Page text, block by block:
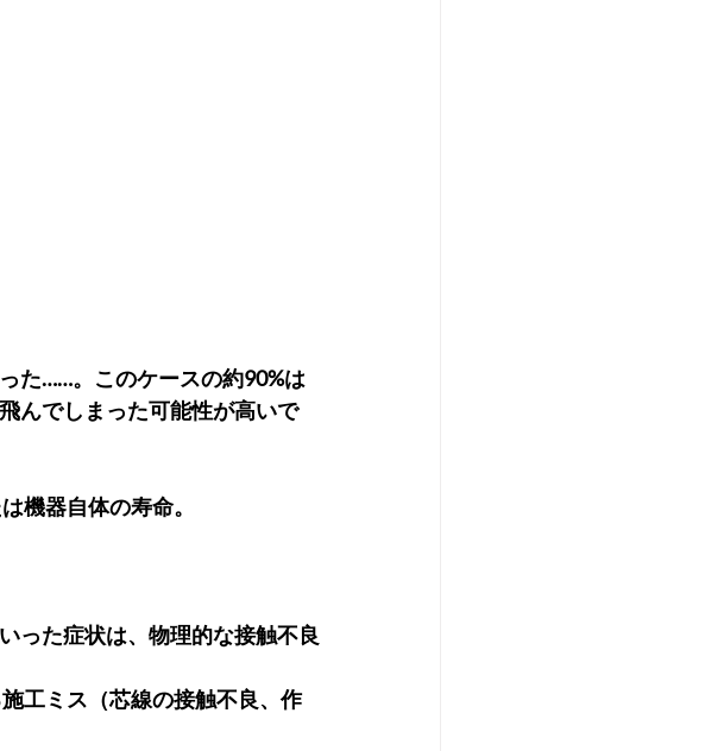
た……。このケースの約90%は
んでしまった可能性が高いで
機器自体の寿命。
った症状は、物理的な接触不良
工ミス（芯線の接触不良、作